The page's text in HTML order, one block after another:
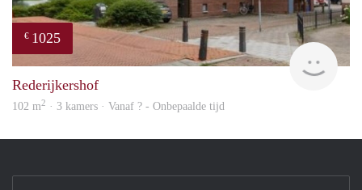
€ 1025
Rederijkershof
102 m2 · 3 kamers · Vanaf ? - Onbepaalde tijd